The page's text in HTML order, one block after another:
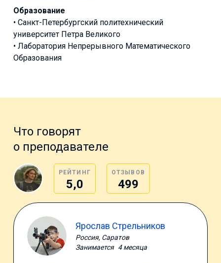
Образование
• Санкт-Петербургский политехнический
университет Петра Великого
• Лаборатория Непрерывного Математического
Образования
Что говорят
о преподавателе
РЕЙТИНГ
5,0
ОТЗЫВОВ
499
Ярослав Стрельников
Россия, Саратов
Занимается 4 месяца